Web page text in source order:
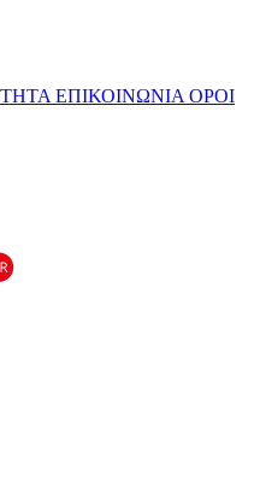
ΕΠΙΚΟΙΝΩΝΙΑ ΟΡΟΙ